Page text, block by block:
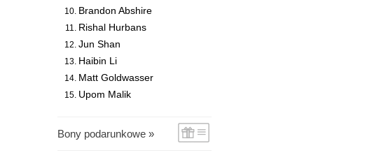
Brandon Abshire
Rishal Hurbans
Jun Shan
Haibin Li
Matt Goldwasser
Upom Malik
Bony podarunkowe »